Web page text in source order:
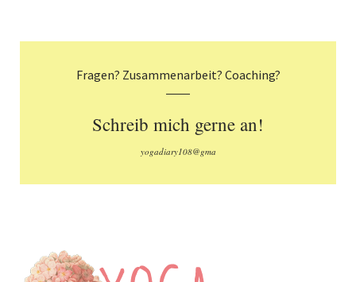
Fragen? Zusammenarbeit? Coaching?
Schreib mich gerne an!
yogadiary108@gma